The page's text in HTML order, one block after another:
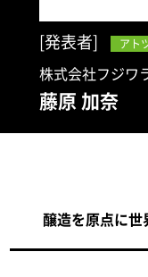
[発表者] アト
株式会社フジワ
藤原 加奈
醸造を原点に世